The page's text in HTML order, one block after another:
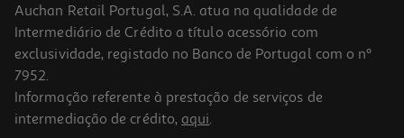
Amaciador Concentrado Auchan Flores Tropicais 60 Doses
Auchan Retail Portugal, S.A. atua na qualidade de
Intermediário de Crédito a título acessório com
exclusividade, registado no Banco de Portugal com o nº
7952.
Informação referente à prestação de serviços de
intermediação de crédito, aqui.